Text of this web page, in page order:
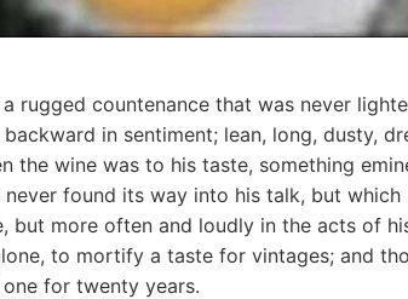
rugged countenance that was never
in sentiment; lean, long, dusty,
the wine was to his taste, something
found its way into his talk, but
but more often and loudly in the acts of
to mortify a taste for vintages; and
for twenty years.